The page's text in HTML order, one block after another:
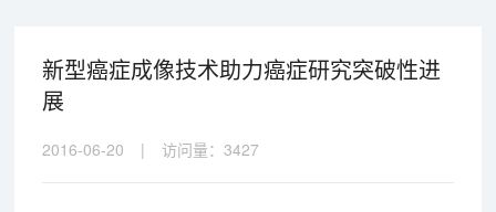
新型癌症成像技术助力癌症研究突破性进
展
2016-06-20 | 访问量：3427